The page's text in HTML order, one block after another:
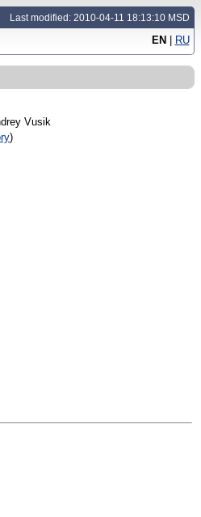
Last modified: 2010-04-11 18:13:10 MSD
EN | RU
Vusik
)